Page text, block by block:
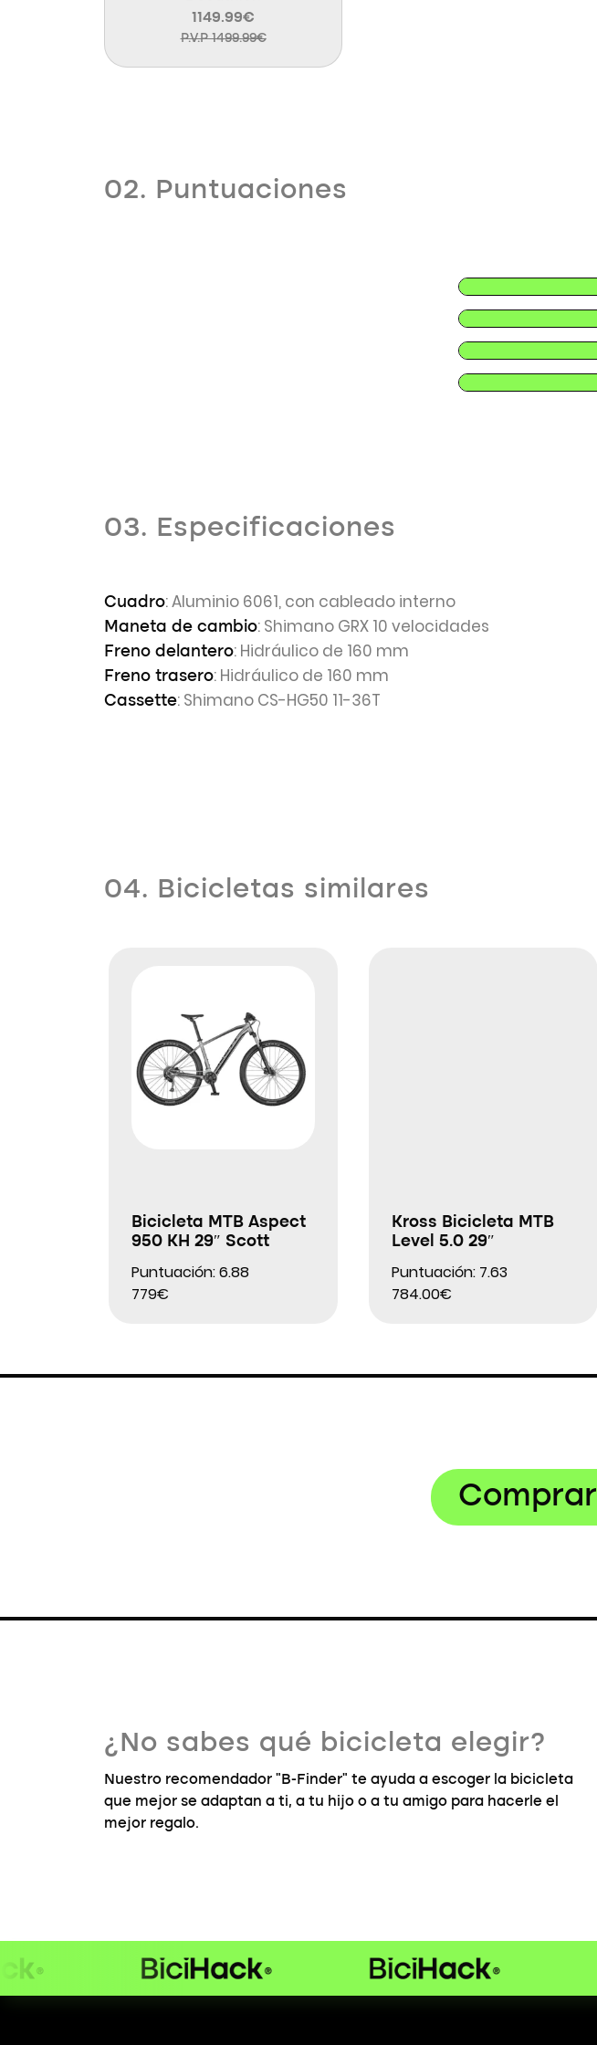
1149.99€
P.V.P 1499.99€
02. Puntuaciones
03. Especificaciones
Cuadro: Aluminio 6061, con cableado interno
Maneta de cambio: Shimano GRX 10 velocidades
Freno delantero: Hidráulico de 160 mm
Freno trasero: Hidráulico de 160 mm
Cassette: Shimano CS-HG50 11-36T
04. Bicicletas similares
Bicicleta MTB Aspect
950 KH 29″ Scott
Puntuación: 6.88
779€
Kross Bicicleta MTB
Level 5.0 29″
Puntuación: 7.63
784.00€
Comprar
¿No sabes qué bicicleta elegir?
Nuestro recomendador "B-Finder" te ayuda a escoger la bicicleta
que mejor se adaptan a ti, a tu hijo o a tu amigo para hacerle el
mejor regalo.